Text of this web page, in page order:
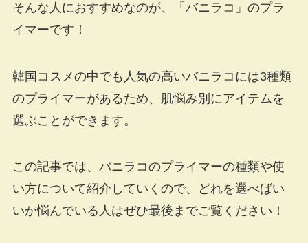
そんな人におすすめなのが、「バニラコ」のプラ
イマーです！
韓国コスメの中でも人気の高いバニラコには3種類
のプライマーがあるため、肌悩み別にアイテムを
選ぶことができます。
この記事では、バニラコのプライマーの種類や使
い方について紹介していくので、どれを選べばい
いか悩んでいる人はぜひ最後までご覧ください！